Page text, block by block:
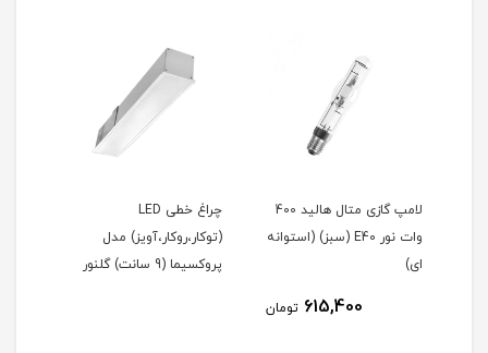
لامپ گازی متال هالید 400
وات نور E40 (سبز) (استوانه
ای)
615,400 تومان
چراغ خطی LED
(توکار،روکار،آویز) مدل
پروکسیما (9 سانت) گلنور